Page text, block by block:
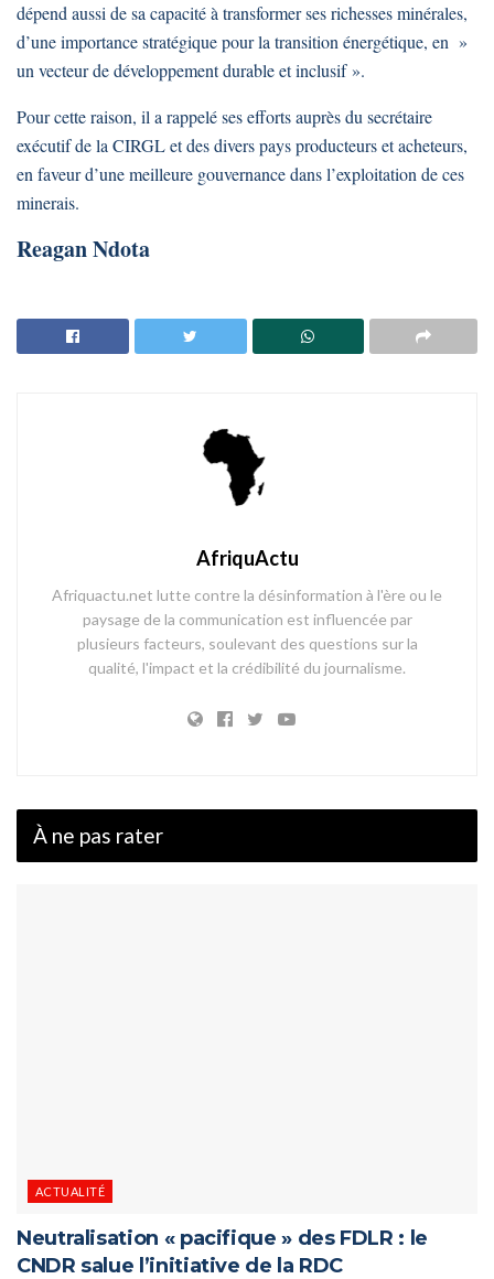
dépend aussi de sa capacité à transformer ses richesses minérales,
d’une importance stratégique pour la transition énergétique, en »
un vecteur de développement durable et inclusif ».
Pour cette raison, il a rappelé ses efforts auprès du secrétaire
exécutif de la CIRGL et des divers pays producteurs et acheteurs,
en faveur d’une meilleure gouvernance dans l’exploitation de ces
minerais.
Reagan Ndota
AfriquActu
Afriquactu.net lutte contre la désinformation à l'ère ou le
paysage de la communication est influencée par
plusieurs facteurs, soulevant des questions sur la
qualité, l'impact et la crédibilité du journalisme.
À ne pas rater
ACTUALITÉ
Neutralisation « pacifique » des FDLR : le
CNDR salue l’initiative de la RDC